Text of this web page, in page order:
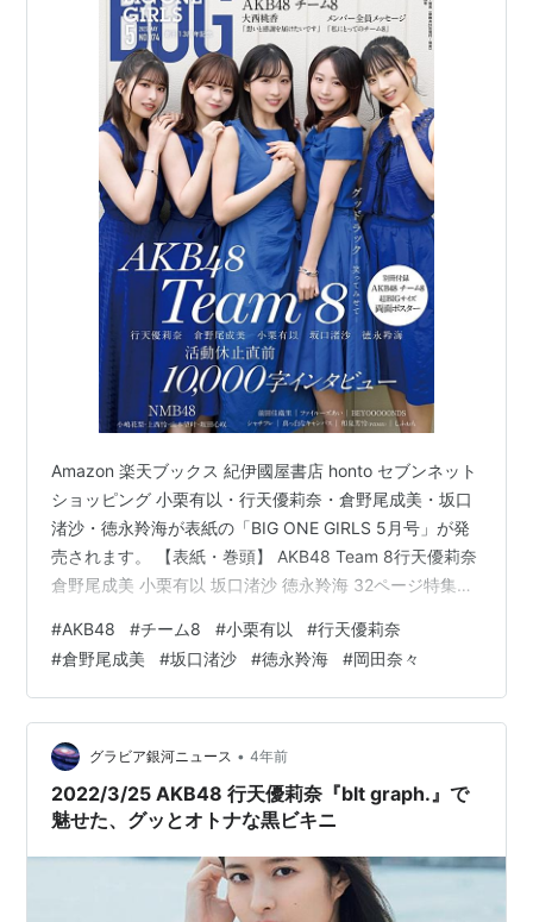
Amazon 楽天ブックス 紀伊國屋書店 honto セブンネット
ショッピング 小栗有以・行天優莉奈・倉野尾成美・坂口
渚沙・徳永羚海が表紙の「BIG ONE GIRLS 5月号」が発
売されます。 【表紙・巻頭】 AKB48 Team 8行天優莉奈
倉野尾成美 小栗有以 坂口渚沙 徳永羚海 32ページ特集活
ーAKB48 岡田奈々 大西桃香「想いと感謝を届けたいで
す」 Team 8 メンバー全員アンケート「私にとって“チー
ム8”とは──」 NMB48小嶋花梨・坂田心咲・上西怜・山
本望叶 前田佳織里ファイルーズあいBEYOOOOONDSシ
ャチ…
#AKB48 #チーム8 #小栗有以 #行天優莉奈
#倉野尾成美 #坂口渚沙 #徳永羚海 #岡田奈々
グラビア銀河ニュース • 4年前
2022/3/25 AKB48 行天優莉奈『blt graph.』で
魅せた、グッとオトナな黒ビキニ